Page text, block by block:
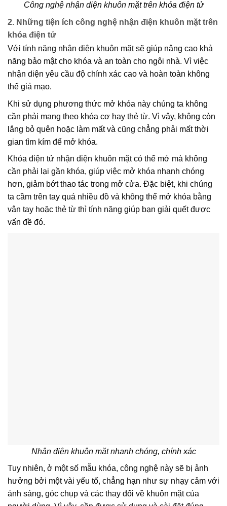
Công nghệ nhận diện khuôn mặt trên khóa điện tử
2. Những tiện ích công nghệ nhận điện khuôn mặt trên
khóa điện tử
Với tính năng nhận diện khuôn mặt sẽ giúp nâng cao khả
năng bảo mật cho khóa và an toàn cho ngôi nhà. Vì việc
nhận diện yêu cầu độ chính xác cao và hoàn toàn không
thể giả mạo.
Khi sử dụng phương thức mở khóa này chúng ta không
cần phải mang theo khóa cơ hay thẻ từ. Vì vậy, không còn
lắng bỏ quên hoặc làm mất và cũng chẳng phải mất thời
gian tìm kím để mở khóa.
Khóa điện tử nhận diện khuôn mặt có thể mở mà không
cần phải lại gần khóa, giúp việc mở khóa nhanh chóng
hơn, giảm bớt thao tác trong mở cửa. Đặc biệt, khi chúng
ta cầm trên tay quá nhiều đồ và không thể mở khóa bằng
vân tay hoặc thẻ từ thì tính năng giúp bạn giải quết được
vấn đề đó.
Nhận điện khuôn mặt nhanh chóng, chính xác
Tuy nhiên, ở một số mẫu khóa, công nghệ này sẽ bị ảnh
hưởng bởi một vài yếu tố, chẳng hạn như sự nhạy cảm với
ánh sáng, góc chụp và các thay đổi về khuôn mặt của